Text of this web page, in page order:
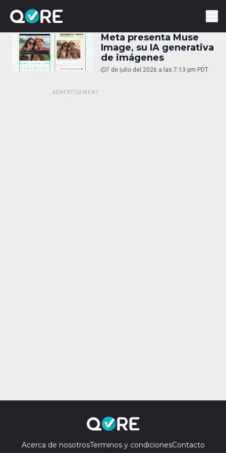
Meta presenta Muse
Image, su IA generativa
de imágenes
7 de julio del 2026 a las 7:13 pm PDT
Acerca de nosotrosTerminos y condicionesContacto